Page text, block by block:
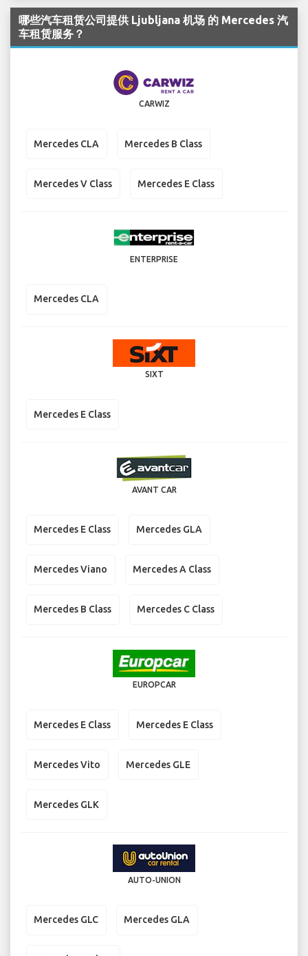
哪些汽车租赁公司提供 Ljubljana 机场 的 Mercedes 汽
车租赁服务？
CARWIZ
Mercedes CLA Mercedes B Class
Mercedes V Class Mercedes E Class
ENTERPRISE
Mercedes CLA
SIXT
Mercedes E Class
AVANT CAR
Mercedes E Class Mercedes GLA
Mercedes Viano Mercedes A Class
Mercedes B Class Mercedes C Class
EUROPCAR
Mercedes E Class Mercedes E Class
Mercedes Vito Mercedes GLE
Mercedes GLK
AUTO-UNION
Mercedes GLC Mercedes GLA